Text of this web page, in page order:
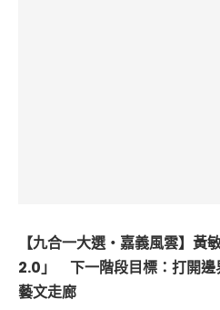
【九合一大選・嘉義風雲】黃
2.0」 下一階段目標：打開邊
藝文走廊